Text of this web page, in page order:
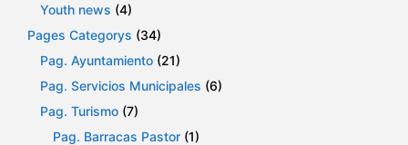
Youth news (4)
Pages Categorys (34)
Pag. Ayuntamiento (21)
Pag. Servicios Municipales (6)
Pag. Turismo (7)
Pag. Barracas Pastor (1)